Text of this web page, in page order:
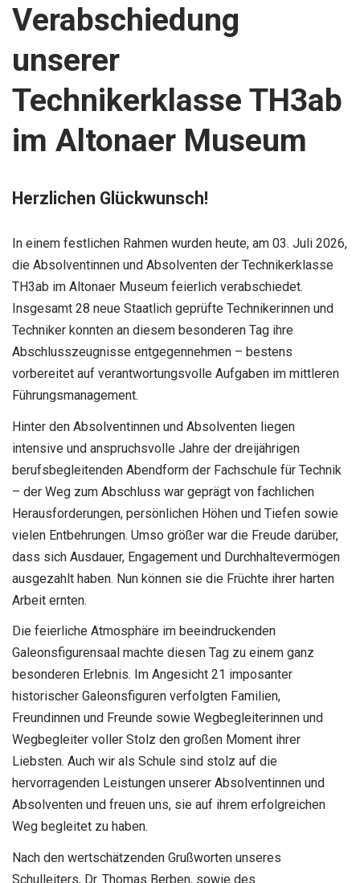
Verabschiedung
unserer
Technikerklasse TH3ab
im Altonaer Museum
Herzlichen Glückwunsch!
In einem festlichen Rahmen wurden heute, am 03. Juli 2026,
die Absolventinnen und Absolventen der Technikerklasse
TH3ab im Altonaer Museum feierlich verabschiedet.
Insgesamt 28 neue Staatlich geprüfte Technikerinnen und
Techniker konnten an diesem besonderen Tag ihre
Abschlusszeugnisse entgegennehmen – bestens
vorbereitet auf verantwortungsvolle Aufgaben im mittleren
Führungsmanagement.
Hinter den Absolventinnen und Absolventen liegen
intensive und anspruchsvolle Jahre der dreijährigen
berufsbegleitenden Abendform der Fachschule für Technik
– der Weg zum Abschluss war geprägt von fachlichen
Herausforderungen, persönlichen Höhen und Tiefen sowie
vielen Entbehrungen. Umso größer war die Freude darüber,
dass sich Ausdauer, Engagement und Durchhaltevermögen
ausgezahlt haben. Nun können sie die Früchte ihrer harten
Arbeit ernten.
Die feierliche Atmosphäre im beeindruckenden
Galeonsfigurensaal machte diesen Tag zu einem ganz
besonderen Erlebnis. Im Angesicht 21 imposanter
historischer Galeonsfiguren verfolgten Familien,
Freundinnen und Freunde sowie Wegbegleiterinnen und
Wegbegleiter voller Stolz den großen Moment ihrer
Liebsten. Auch wir als Schule sind stolz auf die
hervorragenden Leistungen unserer Absolventinnen und
Absolventen und freuen uns, sie auf ihrem erfolgreichen
Weg begleitet zu haben.
Nach den wertschätzenden Grußworten unseres
Schulleiters, Dr. Thomas Berben, sowie des